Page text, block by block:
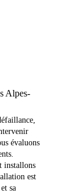
Alpes-
évaluons
installons
est
sa